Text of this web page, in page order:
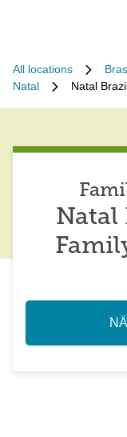
All locations
Natal
Natal
Natal